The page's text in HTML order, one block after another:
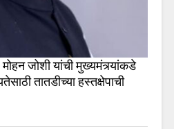
जोशी यांची मुख्यमंत्र्यांकडे
तातडीच्या हस्तक्षेपाची